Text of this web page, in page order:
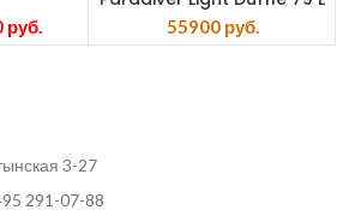
руб. 55900руб.
3-27
291-07-88